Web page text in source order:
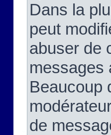
Dans la
peut
abuser de
messages
Beaucoup
de